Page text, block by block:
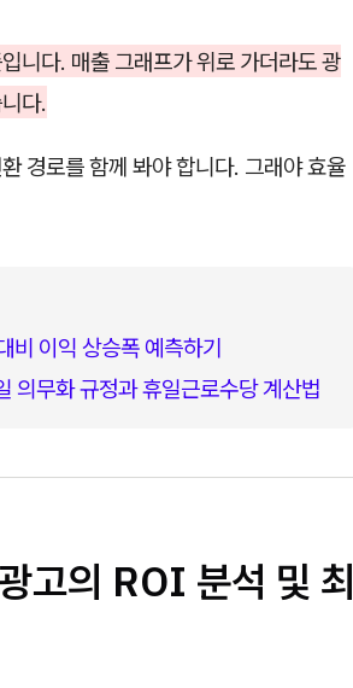
니다. 매출 그래프가 위로 가더라도 광
다.
경로를 함께 봐야 합니다. 그래야 효율
비 이익 상승폭 예측하기
의무화 규정과 휴일근로수당 계산법
고의 ROI 분석 및 최